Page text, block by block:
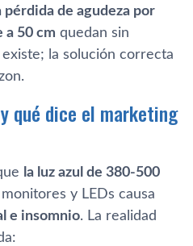
pérdida de agudeza por
a 50 cm quedan sin
la solución correcta
qué dice el marketing
la luz azul de 380-500
y LEDs causa
e insomnio. La realidad